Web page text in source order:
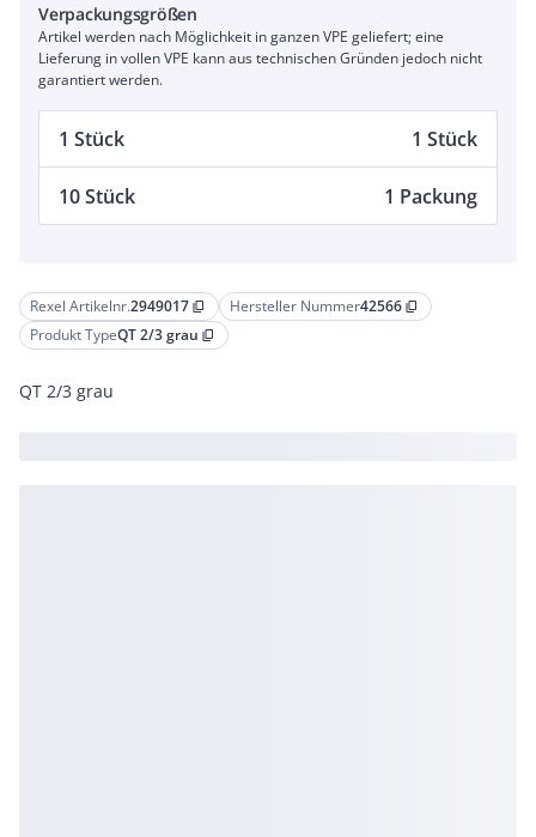
Rexel Artikelnr.2949017 content_copy Hersteller Nummer42566 content_copy
Produkt TypeQT 2/3 grau content_copy
QT 2/3 grau
Verpackungsgrößen
Artikel werden nach Möglichkeit in ganzen VPE geliefert; eine
Lieferung in vollen VPE kann aus technischen Gründen jedoch nicht
garantiert werden.
1 Stück 1 Stück
10 Stück 1 Packung